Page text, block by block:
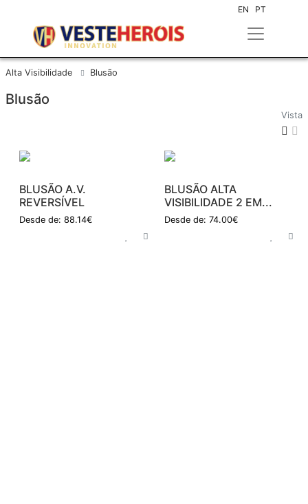
EN PT
Alta Visibilidade Blusão
Blusão
Vista
BLUSÃO A.V.
REVERSÍVEL
Desde de: 88.14€
BLUSÃO ALTA
VISIBILIDADE 2 EM...
Desde de: 74.00€